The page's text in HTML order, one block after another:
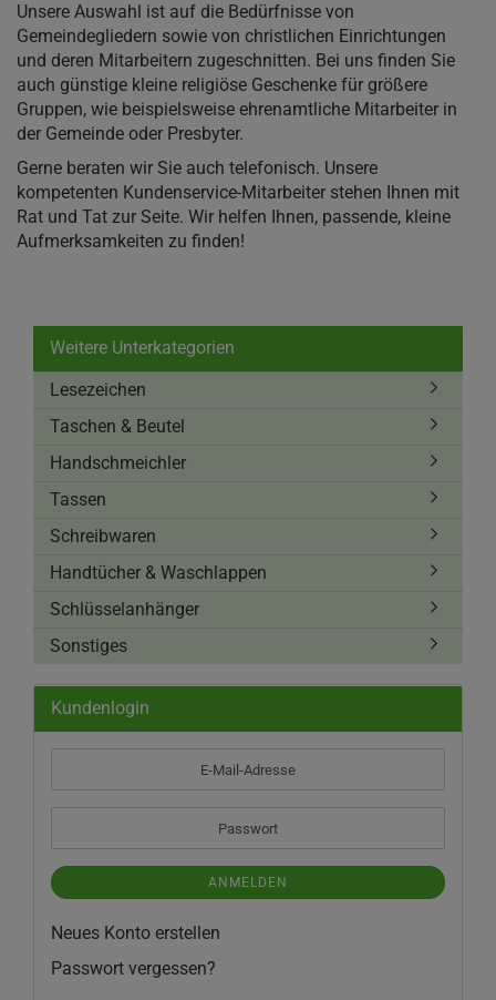
Unsere Auswahl ist auf die Bedürfnisse von
Gemeindegliedern sowie von christlichen Einrichtungen
und deren Mitarbeitern zugeschnitten. Bei uns finden Sie
auch günstige kleine religiöse Geschenke für größere
Gruppen, wie beispielsweise ehrenamtliche Mitarbeiter in
der Gemeinde oder Presbyter.
Gerne beraten wir Sie auch telefonisch. Unsere
kompetenten Kundenservice-Mitarbeiter stehen Ihnen mit
Rat und Tat zur Seite. Wir helfen Ihnen, passende, kleine
Aufmerksamkeiten zu finden!
Weitere Unterkategorien
Lesezeichen
Taschen & Beutel
Handschmeichler
Tassen
Schreibwaren
Handtücher & Waschlappen
Schlüsselanhänger
Sonstiges
Kundenlogin
Mail-
Adresse
Passwort
ANMELDEN
Neues Konto erstellen
Passwort vergessen?